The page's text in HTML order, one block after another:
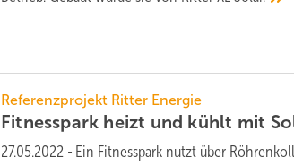
Referenzprojekt Ritter Energie
Fitnesspark heizt und kühlt mit
27.05.2022 - Ein Fitnesspark nutzt über